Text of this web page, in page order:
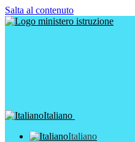
Salta al contenuto
Italiano
Italiano